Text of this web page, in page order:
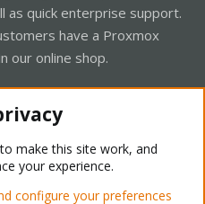
as quick enterprise support.
have a Proxmox
our online shop.
Forum - Light Mode
to make this site work, and
your experience.
configure your preferences